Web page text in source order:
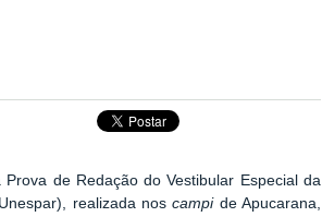
de Redação do Vestibular Especial da
realizada noscampide Apucarana,